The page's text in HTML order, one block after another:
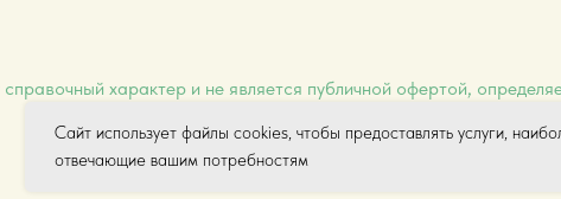
Сайт использует файлы cookies, чтобы предоставлять услуги,
отвечающие вашим потребностям
характер и не является публичной офертой,